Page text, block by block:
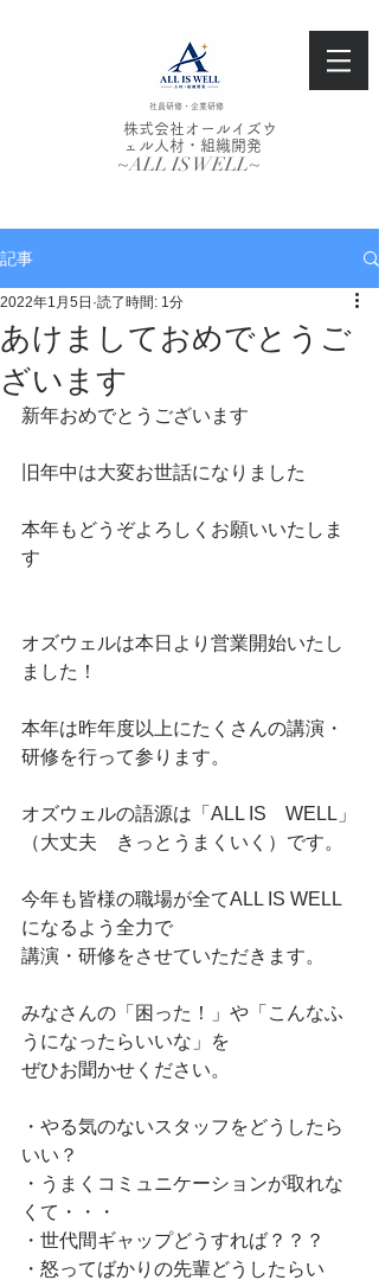
社員研修・企業研修
株式会社オールイズウ
ェル人材・組織開発
~ALL IS WELL~
記事
あけましておめでとうご
ざいます
2022年1月5日 読了時間: 1分
新年おめでとうございます
旧年中は大変お世話になりました
本年もどうぞよろしくお願いいたしま
す
オズウェルは本日より営業開始いたし
ました！
本年は昨年度以上にたくさんの講演・
研修を行って参ります。
オズウェルの語源は「ALL IS　WELL」
（大丈夫　きっとうまくいく）です。
今年も皆様の職場が全てALL IS WELL
になるよう全力で
講演・研修をさせていただきます。
みなさんの「困った！」や「こんなふ
うになったらいいな」を
ぜひお聞かせください。
・やる気のないスタッフをどうしたら
いい？
・うまくコミュニケーションが取れな
くて・・・
・世代間ギャップどうすれば？？？
・怒ってばかりの先輩どうしたらい